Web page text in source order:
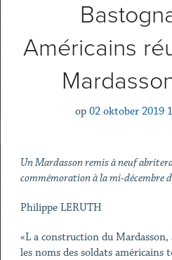
Américains
op 02 oktober 2019
Un Mardasson remis à neuf
commémoration à la mi-décembre
Philippe LERUTH
«L a construction du Mardasson,
les noms des soldats américains